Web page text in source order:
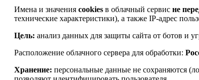
Имена и значения cookies в облачный сервис не
технические характеристики), а также IP-адрес
Цель: анализ данных для защиты сайта от ботов и
Расположение облачного сервера для обработки:
Хранение: персональные данные не сохраняются